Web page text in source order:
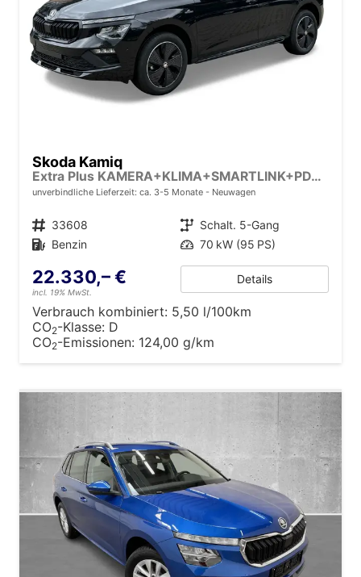
Skoda Kamiq
Extra Plus KAMERA+KLIMA+SMARTLINK+PDC+LED+TEMPOMAT
unverbindliche Lieferzeit: ca. 3-5 Monate Neuwagen
Fahrzeugnr. 33608 Getriebe Schalt. 5-Gang
Kraftstoff Benzin Leistung 70 kW (95 PS)
22.330,– €
incl. 19% MwSt.
Details
Verbrauch kombiniert: 5,50 l/100km
CO2-Klasse: D
CO2-Emissionen: 124,00 g/km